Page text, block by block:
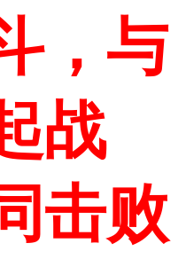
，与
战
击败